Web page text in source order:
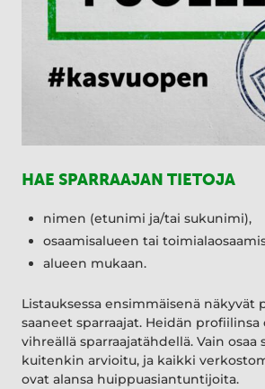
HAE SPARRAAJAN TIETOJA
nimen (etunimi ja/tai sukunimi),
osaamisalueen tai
alueen mukaan.
Listauksessa ensimmäisenä näkyvät
saaneet sparraajat. Heidän
vihreällä sparraajatähdellä. Vain osaa
kuitenkin arvioitu, ja kaikki
ovat alansa huippuasiantuntijoita.